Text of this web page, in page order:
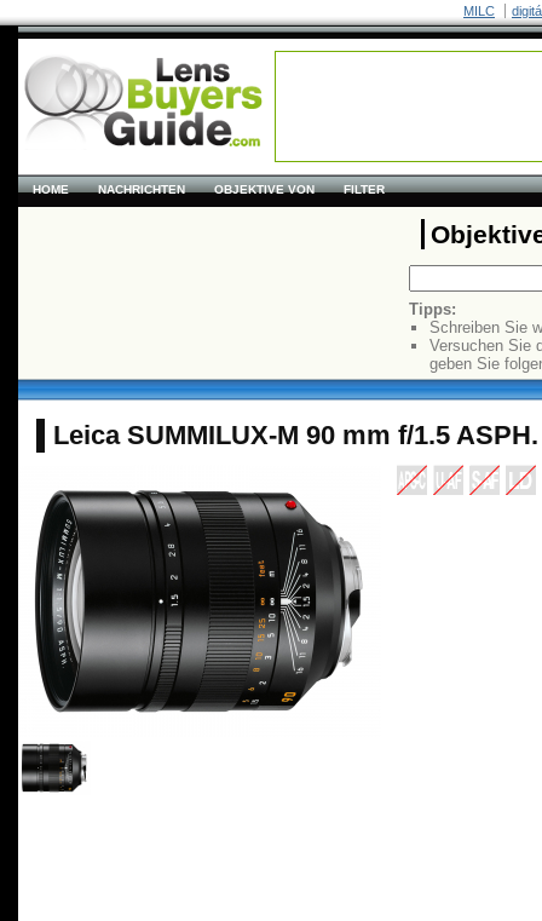
MILC
HOME NACHRICHTEN OBJEKTIVE VON FILTER
Tipps:
Schreiben Sie
Versuchen Sie
geben Sie
Leica SUMMILUX-M 90 mm f/1.5 ASPH.